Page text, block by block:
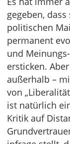
gegeben, dass
politischen
permanent
und
ersticken.
außerhalb –
von
ist natürlich
Kritik auf